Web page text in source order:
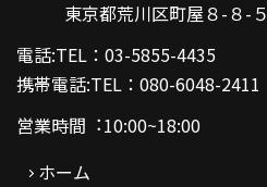
東京都荒川区町屋８-８-５
電話:TEL：03-5855-4435
携帯電話:TEL：080-6048-2411
営業時間︓10:00~18:00
ホーム